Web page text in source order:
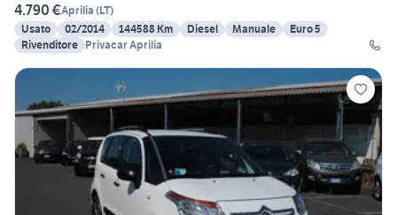
4.790 €Aprilia (LT)
Usato
02/2014 144588 Km Diesel Manuale
Euro 5
Rivenditore Privacar Aprilia